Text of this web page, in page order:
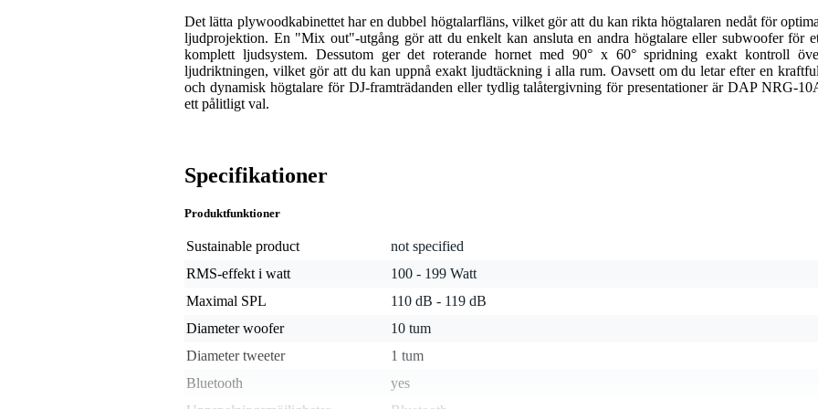
Det lätta plywoodkabinettet har en dubbel högtalarfläns, vilket gör att du kan rikta högtalaren nedåt för
ljudprojektion. En "Mix out"-utgång gör att du enkelt kan ansluta en andra högtalare eller subwoofer för
komplett ljudsystem. Dessutom ger det roterande hornet med 90° x 60° spridning exakt kontroll
ljudriktningen, vilket gör att du kan uppnå exakt ljudtäckning i alla rum. Oavsett om du letar efter en
och dynamisk högtalare för DJ-framträdanden eller tydlig talåtergivning för presentationer är DAP NRG-
ett pålitligt val.
Specifikationer
Produktfunktioner
Sustainable product
not specified
RMS-effekt i watt
100 - 199 Watt
Maximal SPL
110 dB - 119 dB
Diameter woofer
10 tum
Diameter tweeter
1 tum
Bluetooth
yes